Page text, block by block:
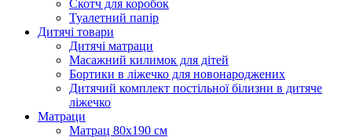
Скотч для коробок
Туалетний папір
Дитячі товари
Дитячі матраци
Масажний килимок для дітей
Бортики в ліжечко для новонароджених
Дитячий комплект постільної білизни в дитяче
ліжечко
Матраци
Матрац 80х190 см